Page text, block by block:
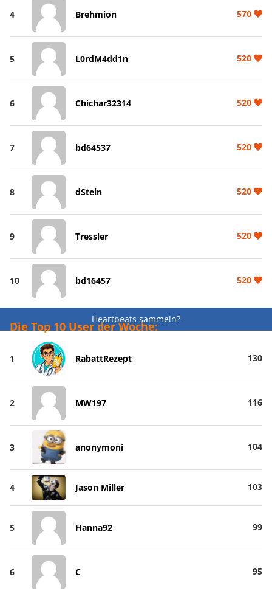
4 Brehmion 570
5 L0rdM4dd1n 520
6 Chichar32314 520
7 bd64537 520
8 dStein 520
9 Tressler 520
10 bd16457 520
Heartbeats sammeln?
Die Top 10 User der Woche:
1 RabattRezept 130
2 MW197 116
3 anonymoni 104
4 Jason Miller 103
5 Hanna92 99
6 C 95